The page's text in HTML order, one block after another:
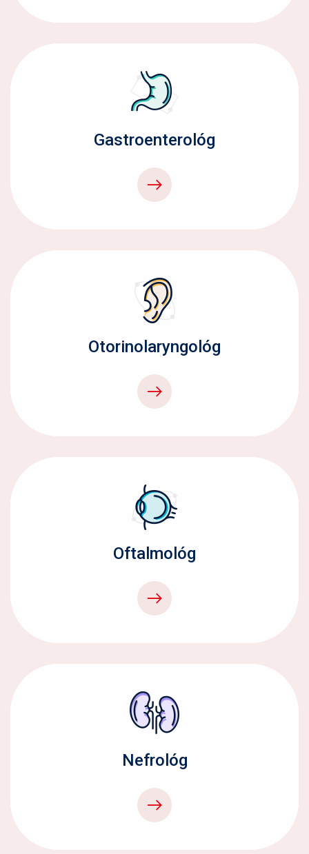
Gastroenterológ
Otorinolaryngológ
Oftalmológ
Nefrológ